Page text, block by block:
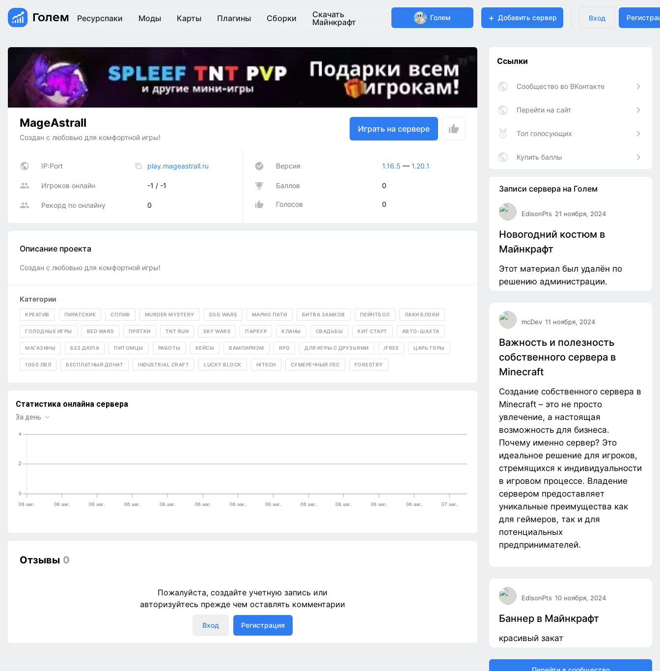
Ресурспаки Моды Карты Плагины Сборки
Скачать
Майнкрафт
Голем Добавить сервер Вход
MageAstrall
Создан с любовью для комфортной игры!
Играть на сервере
IP:Port play.mageastrall.ru
Игроков онлайн -1 / -1
Рекорд по онлайну 0
Версия 1.16.5 — 1.20.1
Баллов 0
Голосов 0
Описание проекта
Создан с любовью для комфортной игры!
Категории
КРЕАТИВ ПИРАТСКИЕ СПЛИФ MURDER MYSTERY EGG WARS МАРИО ПАТИ БИТВА ЗАМКОВ ПЕЙНТБОЛ ЛАКИ БЛОКИ
ГОЛОДНЫЕ ИГРЫ BED WARS ПРЯТКИ TNT RUN SKY WARS ПАРКУР КЛАНЫ СВАДЬБЫ КИТ СТАРТ АВТО-ШАХТА
МАГАЗИНЫ БЕЗ ДЮПА ПИТОМЦЫ РАБОТЫ КЕЙСЫ ВАМПИРИЗМ RPG ДЛЯ ИГРЫ С ДРУЗЬЯМИ /FREE ЦАРЬ ГОРЫ
1000 ЛВЛ БЕСПЛАТНЫЙ ДОНАТ INDUSTRIAL CRAFT LUCKY BLOCK HITECH СУМЕРЕЧНЫЙ ЛЕС FORESTRY
Отзывы 0
Пожалуйста, создайте учетную запись или
авторизуйтесь прежде чем оставлять комментарии
Вход Регистрация
Ссылки
Сообщество во ВКонтакте
Перейти на сайт
Топ голосующих
Купить баллы
Записи сервера на Голем
EdisonPts 21 ноября, 2024
Новогодний костюм в
Майнкрафт
Этот материал был удалён по
решению администрации.
mcDev 11 ноября, 2024
Важность и полезность
собственного сервера в
Minecraft
Создание собственного сервера в
Minecraft – это не просто
увлечение, а настоящая
возможность для бизнеса.
Почему именно сервер? Это
идеальное решение для игроков,
стремящихся к индивидуальности
в игровом процессе. Владение
сервером предоставляет
уникальные преимущества как
для геймеров, так и для
потенциальных
предпринимателей.
EdisonPts 10 ноября, 2024
Баннер в Майнкрафт
красивый закат